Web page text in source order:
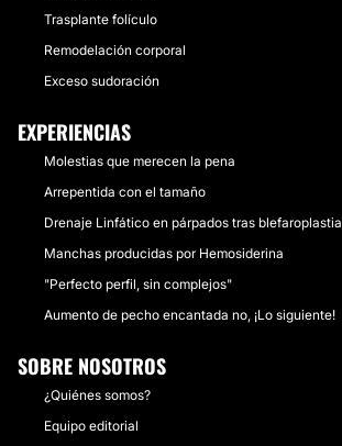
Trasplante folículo
Remodelación corporal
Exceso sudoración
EXPERIENCIAS
Molestias que merecen la pena
Arrepentida con el tamaño
Drenaje Linfático en párpados tras blefaroplastia
Manchas producidas por Hemosiderina
"Perfecto perfil, sin complejos"
Aumento de pecho encantada no, ¡Lo siguiente!
SOBRE NOSOTROS
¿Quiénes somos?
Equipo editorial